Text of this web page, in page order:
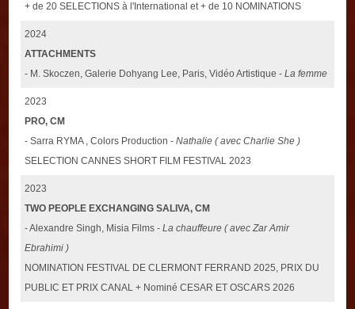
+ de 20 SELECTIONS à l'International et + de 10 NOMINATIONS
2024
ATTACHMENTS
- M. Skoczen, Galerie Dohyang Lee, Paris, Vidéo Artistique -La femme
2023
PRO, CM
- Sarra RYMA , Colors Production -Nathalie ( avec Charlie She )
SELECTION CANNES SHORT FILM FESTIVAL 2023
2023
TWO PEOPLE EXCHANGING SALIVA, CM
- Alexandre Singh, Misia Films -La chauffeure ( avec Zar Amir
Ebrahimi )
NOMINATION FESTIVAL DE CLERMONT FERRAND 2025, PRIX DU
PUBLIC ET PRIX CANAL + Nominé CESAR ET OSCARS 2026